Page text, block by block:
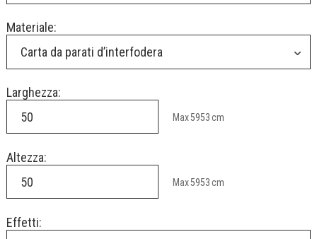
Materiale:
Carta da parati d’interfodera
Larghezza:
Max5953cm
Altezza:
Max5953cm
Effetti: